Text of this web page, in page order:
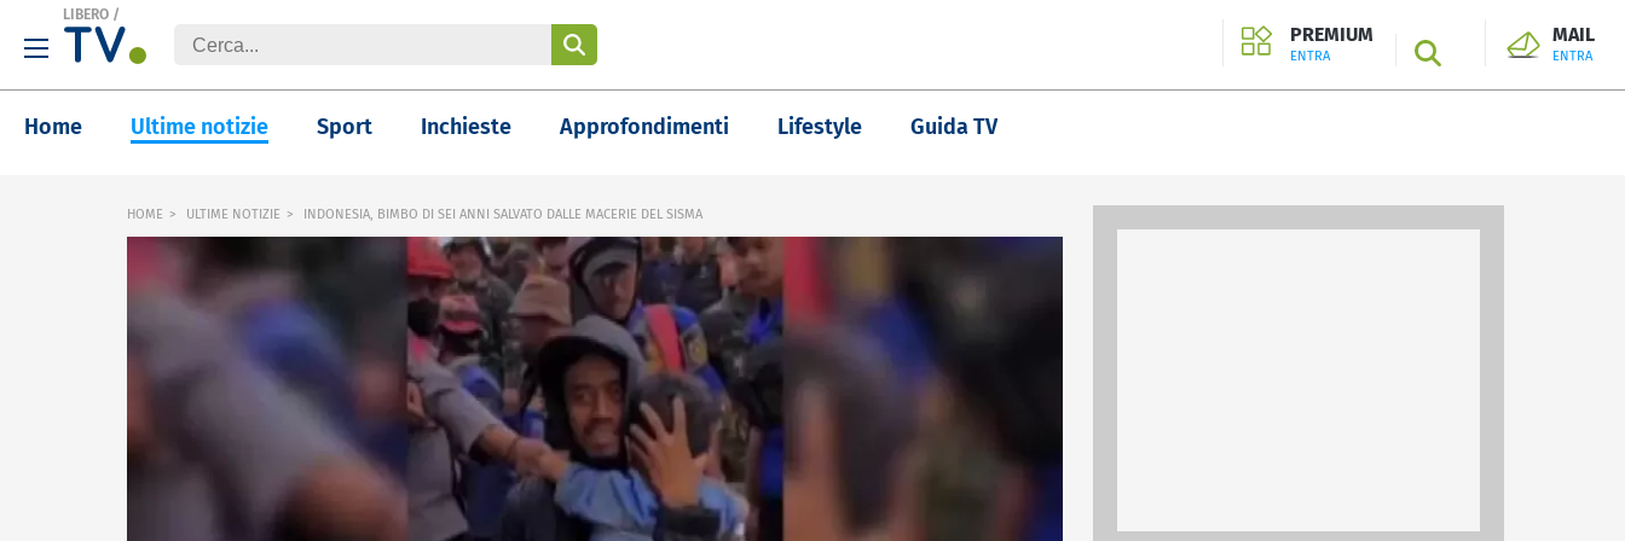
LIBERO /
PREMIUM
ENTRA SEARCH
MAIL
ENTRA
Home Ultime notizie Sport Inchieste Approfondimenti Lifestyle Guida TV
HOME ULTIME NOTIZIE INDONESIA, BIMBO DI SEI ANNI SALVATO DALLE MACERIE DEL SISMA